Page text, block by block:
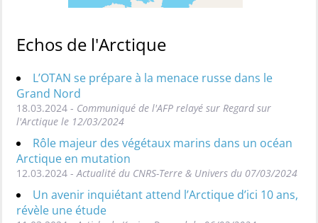
Echos de l'Arctique
L’OTAN se prépare à la menace russe dans le
Grand Nord
18.03.2024 - Communiqué de l'AFP relayé sur Regard sur
l'Arctique le 12/03/2024
Rôle majeur des végétaux marins dans un océan
Arctique en mutation
12.03.2024 - Actualité du CNRS-Terre & Univers du 07/03/2024
Un avenir inquiétant attend l’Arctique d’ici 10 ans,
révèle une étude